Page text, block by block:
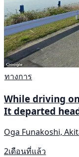
ทางการ
While driving
It departed
Oga Funakoshi,
2เดือนที่แล้ว